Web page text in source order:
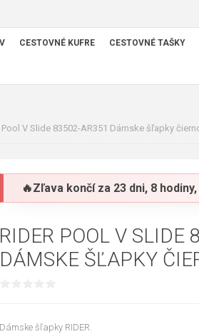
CESTOVNÉ KUFRE CESTOVNÉ TAŠKY
Pool V Slide 83502-AR351 Dámske šľapky
🔥Zľava končí za 23 dni, 8
RIDER POOL V SLIDE
DÁMSKE ŠĽAPKY
Dámske šľapky RIDER.